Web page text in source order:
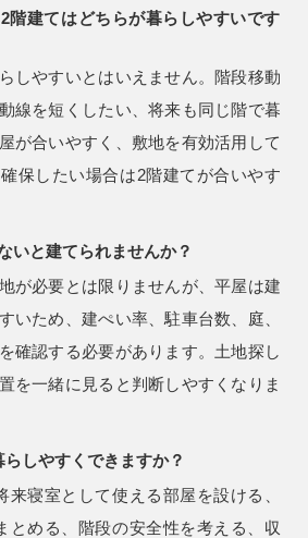
階建てはどちらが暮らしやすいです
しやすいとはいえません。階段移動
線を短くしたい、将来も同じ階で暮
が合いやすく、敷地を有効活用して
保したい場合は2階建てが合いやす
いと建てられませんか？
が必要とは限りませんが、平屋は建
いため、建ぺい率、駐車台数、庭、
確認する必要があります。土地探し
を一緒に見ると判断しやすくなりま
しやすくできますか？
来寝室として使える部屋を設ける、
とめる、階段の安全性を考える、収